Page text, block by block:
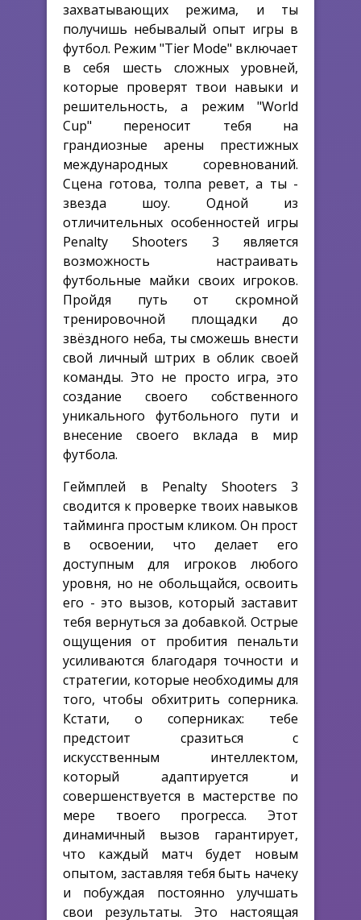
захватывающих режима, и ты
получишь небывалый опыт игры в
футбол. Режим "Tier Mode" включает
в себя шесть сложных уровней,
которые проверят твои навыки и
решительность, а режим "World
Cup" переносит тебя на
грандиозные арены престижных
международных соревнований.
Сцена готова, толпа ревет, а ты -
звезда шоу. Одной из
отличительных особенностей игры
Penalty Shooters 3 является
возможность настраивать
футбольные майки своих игроков.
Пройдя путь от скромной
тренировочной площадки до
звёздного неба, ты сможешь внести
свой личный штрих в облик своей
команды. Это не просто игра, это
создание своего собственного
уникального футбольного пути и
внесение своего вклада в мир
футбола.
Геймплей в Penalty Shooters 3
сводится к проверке твоих навыков
тайминга простым кликом. Он прост
в освоении, что делает его
доступным для игроков любого
уровня, но не обольщайся, освоить
его - это вызов, который заставит
тебя вернуться за добавкой. Острые
ощущения от пробития пенальти
усиливаются благодаря точности и
стратегии, которые необходимы для
того, чтобы обхитрить соперника.
Кстати, о соперниках: тебе
предстоит сразиться с
искусственным интеллектом,
который адаптируется и
совершенствуется в мастерстве по
мере твоего прогресса. Этот
динамичный вызов гарантирует,
что каждый матч будет новым
опытом, заставляя тебя быть начеку
и побуждая постоянно улучшать
свои результаты. Это настоящая